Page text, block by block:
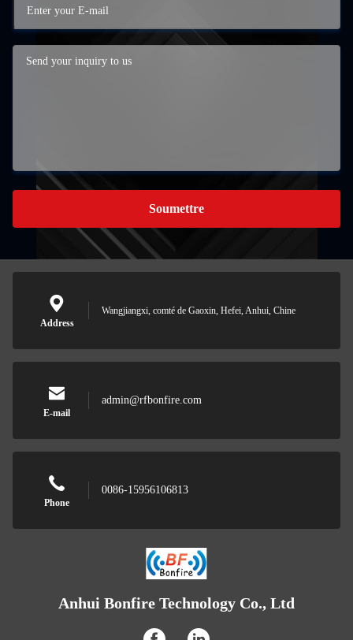
Soumettre
Address
Wangjiangxi, comté de Gaoxin, Hefei, Anhui, Chine
E-mail
admin@rfbonfire.com
Phone
0086-15956106813
Anhui Bonfire Technology Co., Ltd